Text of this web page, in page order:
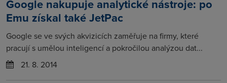
Google nakupuje analytické nástroje: po
Emu získal také JetPac
Google se ve svých akvizicích zaměřuje na firmy, které
pracují s umělou inteligencí a pokročilou analýzou dat...
21. 8. 2014